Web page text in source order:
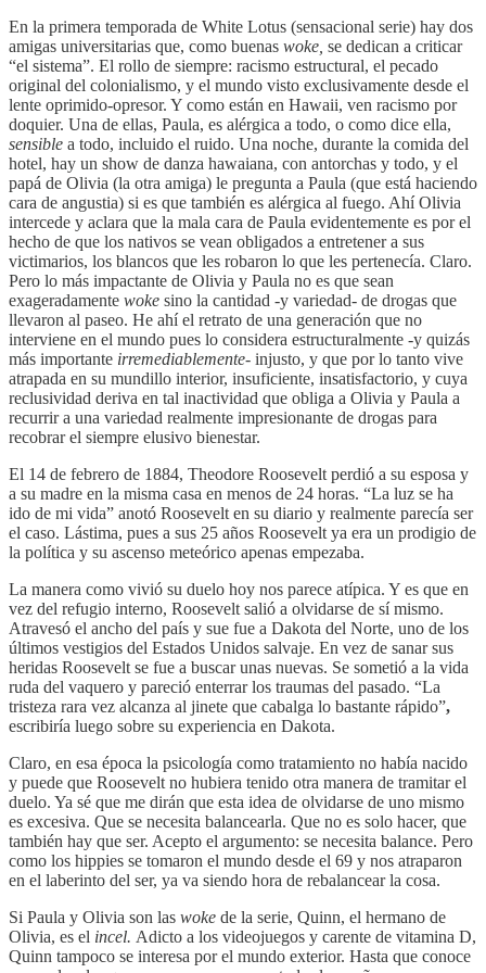
En la primera temporada de White Lotus (sensacional serie) hay dos
amigas universitarias que, como buenas woke, se dedican a criticar
“el sistema”. El rollo de siempre: racismo estructural, el pecado
original del colonialismo, y el mundo visto exclusivamente desde el
lente oprimido-opresor. Y como están en Hawaii, ven racismo por
doquier. Una de ellas, Paula, es alérgica a todo, o como dice ella,
sensible a todo, incluido el ruido. Una noche, durante la comida del
hotel, hay un show de danza hawaiana, con antorchas y todo, y el
papá de Olivia (la otra amiga) le pregunta a Paula (que está haciendo
cara de angustia) si es que también es alérgica al fuego. Ahí Olivia
intercede y aclara que la mala cara de Paula evidentemente es por el
hecho de que los nativos se vean obligados a entretener a sus
victimarios, los blancos que les robaron lo que les pertenecía. Claro.
Pero lo más impactante de Olivia y Paula no es que sean
exageradamente woke sino la cantidad -y variedad- de drogas que
llevaron al paseo. He ahí el retrato de una generación que no
interviene en el mundo pues lo considera estructuralmente -y quizás
más importante irremediablemente- injusto, y que por lo tanto vive
atrapada en su mundillo interior, insuficiente, insatisfactorio, y cuya
reclusividad deriva en tal inactividad que obliga a Olivia y Paula a
recurrir a una variedad realmente impresionante de drogas para
recobrar el siempre elusivo bienestar.
El 14 de febrero de 1884, Theodore Roosevelt perdió a su esposa y
a su madre en la misma casa en menos de 24 horas. “La luz se ha
ido de mi vida” anotó Roosevelt en su diario y realmente parecía ser
el caso. Lástima, pues a sus 25 años Roosevelt ya era un prodigio de
la política y su ascenso meteórico apenas empezaba.
La manera como vivió su duelo hoy nos parece atípica. Y es que en
vez del refugio interno, Roosevelt salió a olvidarse de sí mismo.
Atravesó el ancho del país y sue fue a Dakota del Norte, uno de los
últimos vestigios del Estados Unidos salvaje. En vez de sanar sus
heridas Roosevelt se fue a buscar unas nuevas. Se sometió a la vida
ruda del vaquero y pareció enterrar los traumas del pasado. “La
tristeza rara vez alcanza al jinete que cabalga lo bastante rápido”,
escribiría luego sobre su experiencia en Dakota.
Claro, en esa época la psicología como tratamiento no había nacido
y puede que Roosevelt no hubiera tenido otra manera de tramitar el
duelo. Ya sé que me dirán que esta idea de olvidarse de uno mismo
es excesiva. Que se necesita balancearla. Que no es solo hacer, que
también hay que ser. Acepto el argumento: se necesita balance. Pero
como los hippies se tomaron el mundo desde el 69 y nos atraparon
en el laberinto del ser, ya va siendo hora de rebalancear la cosa.
Si Paula y Olivia son las woke de la serie, Quinn, el hermano de
Olivia, es el incel. Adicto a los videojuegos y carente de vitamina D,
Quinn tampoco se interesa por el mundo exterior. Hasta que conoce